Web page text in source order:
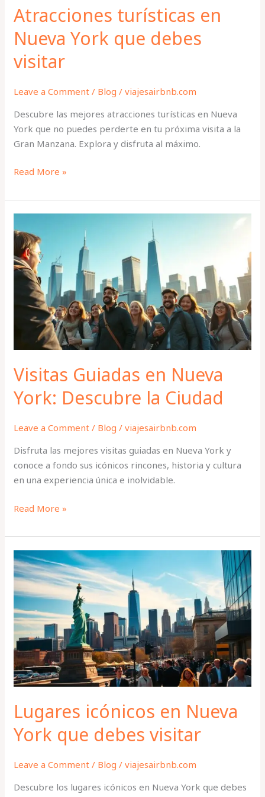
Atracciones turísticas en
Nueva York que debes
visitar
Leave a Comment / Blog /viajesairbnb.com
Descubre las mejores atracciones turísticas en Nueva
York que no puedes perderte en tu próxima visita a la
Gran Manzana. Explora y disfruta al máximo.
Read More »
Visitas Guiadas en Nueva
York: Descubre la Ciudad
Leave a Comment / Blog /viajesairbnb.com
Disfruta las mejores visitas guiadas en Nueva York y
conoce a fondo sus icónicos rincones, historia y cultura
en una experiencia única e inolvidable.
Guiadas
en
Nueva
York:
Descubre
Ciudad
Read More »
Lugares icónicos en Nueva
York que debes visitar
Leave a Comment / Blog /viajesairbnb.com
Descubre los lugares icónicos en Nueva York que debes
Lugares
icónicos
Nueva
York
que
debes
visitar